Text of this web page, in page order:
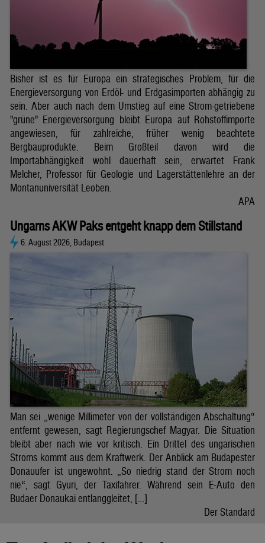
Bisher ist es für Europa ein strategisches Problem, für die
Energieversorgung von Erdöl- und Erdgasimporten abhängig zu
sein. Aber auch nach dem Umstieg auf eine Strom-getriebene
"grüne" Energieversorgung bleibt Europa auf Rohstoffimporte
angewiesen, für zahlreiche, früher wenig beachtete
Bergbauprodukte. Beim Großteil davon wird die
Importabhängigkeit wohl dauerhaft sein, erwartet Frank
Melcher, Professor für Geologie und Lagerstättenlehre an der
Montanuniversität Leoben.
APA
Ungarns AKW Paks entgeht knapp dem Stillstand
6. August 2026, Budapest
Man sei „wenige Millimeter von der vollständigen Abschaltung“
entfernt gewesen, sagt Regierungschef Magyar. Die Situation
bleibt aber nach wie vor kritisch. Ein Drittel des ungarischen
Stroms kommt aus dem Kraftwerk. Der Anblick am Budapester
Donauufer ist ungewohnt. „So niedrig stand der Strom noch
nie“, sagt Gyuri, der Taxifahrer. Während sein E-Auto den
Budaer Donaukai entlanggleitet, […]
Der Standard